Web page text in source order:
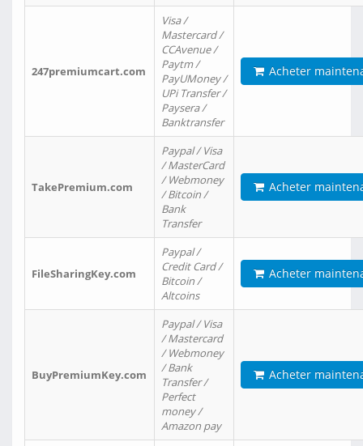
247premiumcart.com
Visa /
Mastercard /
CCAvenue /
Paytm /
PayUMoney /
UPi Transfer /
Paysera /
Banktransfer
Acheter
TakePremium.com
Paypal / Visa
/ MasterCard
/ Webmoney
/ Bitcoin /
Bank
Transfer
Acheter
FileSharingKey.com
Paypal /
Credit Card /
Bitcoin /
Altcoins
Acheter
BuyPremiumKey.com
Paypal / Visa
/ Mastercard
/ Webmoney
/ Bank
Transfer /
Perfect
money /
Amazon pay
Acheter